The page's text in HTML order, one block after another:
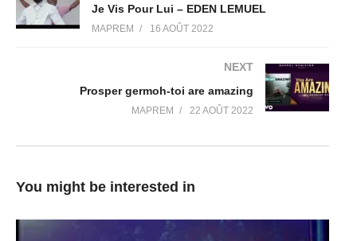
Je Vis Pour Lui – EDEN LEMUEL
MAPREM 16 AOÛT 2022
NEXT
Prosper germoh-toi are amazing
MAPREM 22 AOÛT 2022
You might be interested in